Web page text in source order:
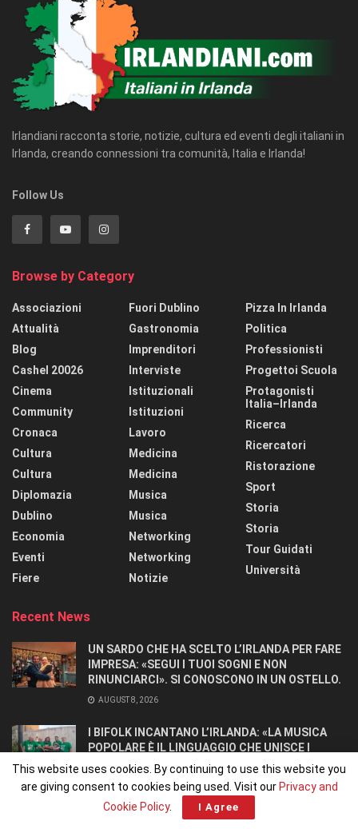
Irlandiani racconta storie, notizie, cultura ed eventi degli italiani in
Irlanda, creando connessioni tra comunità, Italia e Irlanda!
Follow Us
Browse by Category
Associazioni
Attualità
Blog
Cashel 20026
Cinema
Community
Cronaca
Cultura
Cultura
Diplomazia
Dublino
Economia
Eventi
Fiere
Fuori Dublino
Gastronomia
Imprenditori
Interviste
Istituzionali
Istituzioni
Lavoro
Medicina
Medicina
Musica
Musica
Networking
Networking
Notizie
Pizza In Irlanda
Politica
Professionisti
Progettoi Scuola
Protagonisti
Italia–Irlanda
Ricerca
Ricercatori
Ristorazione
Sport
Storia
Storia
Tour Guidati
Università
Recent News
UN SARDO CHE HA SCELTO L’IRLANDA PER FARE
IMPRESA: «SEGUI I TUOI SOGNI E NON
RINUNCIARCI». SI CONOSCONO IN UN OSTELLO.
AUGUST 8, 2026
I BIFOLK INCANTANO L’IRLANDA: «LA MUSICA
POPOLARE È IL LINGUAGGIO CHE UNISCE I
POPOLI»
JULY 31, 2026
This website uses cookies. By continuing to use this website you
are giving consent to cookies being used. Visit our Privacy and
Cookie Policy. I Agree